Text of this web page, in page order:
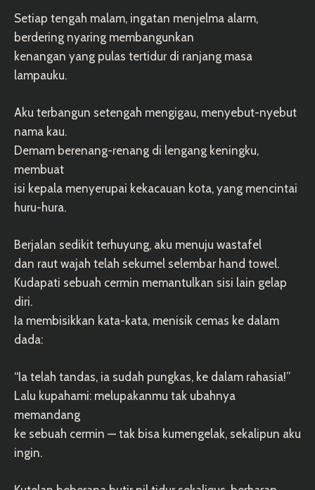
Setiap tengah malam, ingatan menjelma alarm,
berdering nyaring membangunkan
kenangan yang pulas tertidur di ranjang masa
lampauku.
Aku terbangun setengah mengigau, menyebut-nyebut
nama kau.
Demam berenang-renang di lengang keningku,
membuat
isi kepala menyerupai kekacauan kota, yang mencintai
huru-hura.
Berjalan sedikit terhuyung, aku menuju wastafel
dan raut wajah telah sekumel selembar hand towel.
Kudapati sebuah cermin memantulkan sisi lain gelap
diri.
Ia membisikkan kata-kata, menisik cemas ke dalam
dada:
“Ia telah tandas, ia sudah pungkas, ke dalam rahasia!”
Lalu kupahami: melupakanmu tak ubahnya
memandang
ke sebuah cermin — tak bisa kumengelak, sekalipun aku
ingin.